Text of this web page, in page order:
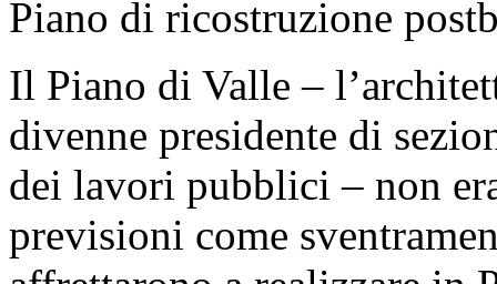
Piano di ricostruzione
Il Piano di Valle –
divenne presidente di
dei lavori pubblici – non
previsioni come